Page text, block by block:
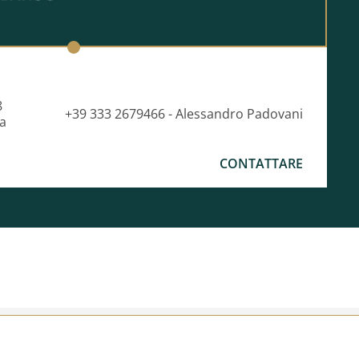
+39 333 2679466 - Alessandro Padovani
CONTATTARE